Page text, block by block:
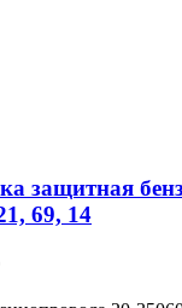
защитная
69, 14